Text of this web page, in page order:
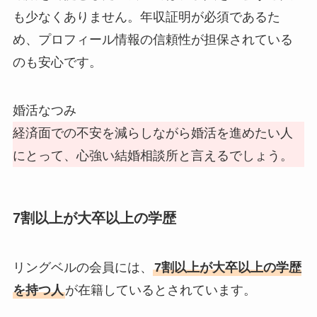
も少なくありません。年収証明が必須であるた
め、プロフィール情報の信頼性が担保されている
のも安心です。
婚活なつみ
経済面での不安を減らしながら婚活を進めたい人
にとって、心強い結婚相談所と言えるでしょう。
7割以上が大卒以上の学歴
リングベルの会員には、 7割以上が大卒以上の学歴
を持つ人が在籍しているとされています。